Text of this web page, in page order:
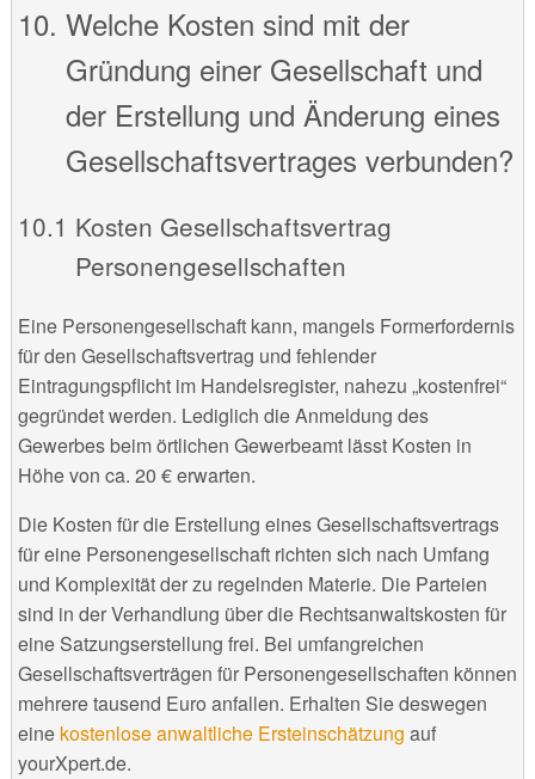
Welche Kosten sind mit der
Gründung einer Gesellschaft und
der Erstellung und Änderung eines
Gesellschaftsvertrages verbunden?
Kosten Gesellschaftsvertrag
Personengesellschaften
Eine Personengesellschaft kann, mangels Formerfordernis
für den Gesellschaftsvertrag und fehlender
Eintragungspflicht im Handelsregister, nahezu „kostenfrei“
gegründet werden. Lediglich die Anmeldung des
Gewerbes beim örtlichen Gewerbeamt lässt Kosten in
Höhe von ca. 20 € erwarten.
Die Kosten für die Erstellung eines Gesellschaftsvertrags
für eine Personengesellschaft richten sich nach Umfang
und Komplexität der zu regelnden Materie. Die Parteien
sind in der Verhandlung über die Rechtsanwaltskosten für
eine Satzungserstellung frei. Bei umfangreichen
Gesellschaftsverträgen für Personengesellschaften können
mehrere tausend Euro anfallen. Erhalten Sie deswegen
eine kostenlose anwaltliche Ersteinschätzung auf
yourXpert.de.